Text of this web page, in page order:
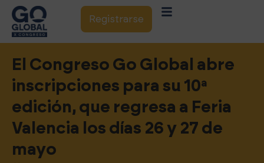
Registrarse
El Congreso Go Global abre
inscripciones para su 10ª
edición, que regresa a Feria
Valencia los días 26 y 27 de
mayo